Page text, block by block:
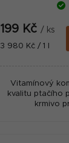
199 Kč / ks
Měrná
3 980 Kč / 1 l
Vitamínový
kvalitu ptačího
krmivo